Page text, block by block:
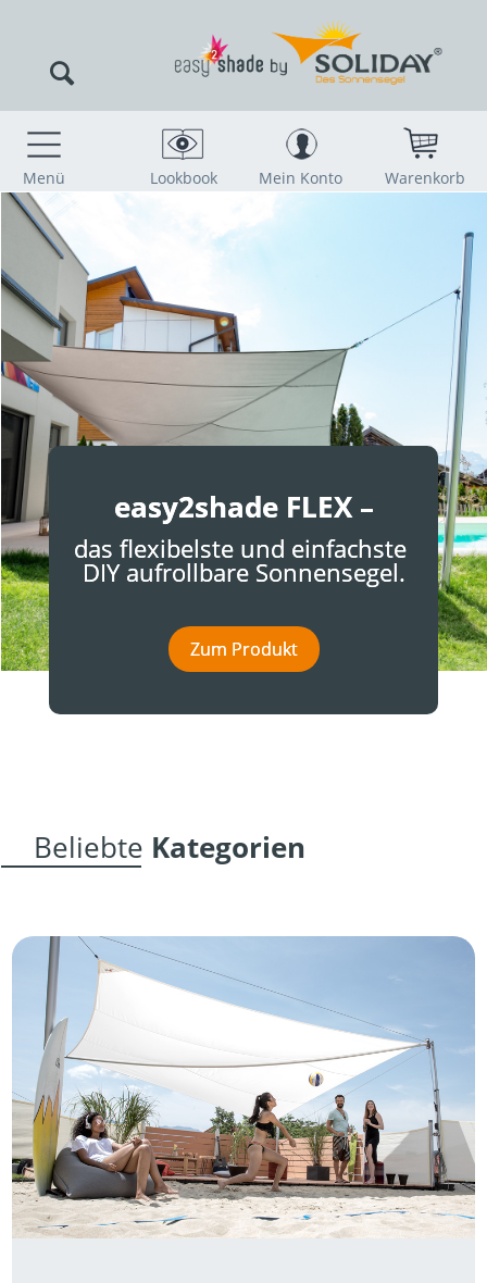
Menü Lookbook Mein Konto Warenkorb
easy2shade FLEX –
das flexibelste und einfachste
DIY aufrollbare Sonnensegel.
Zum Produkt
Beliebte Kategorien